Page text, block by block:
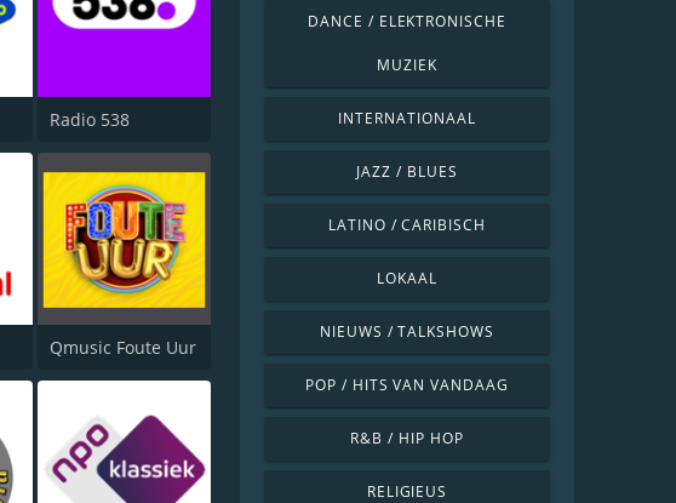
Radio 538
Qmusic Foute Uur
DANCE / ELEKTRONISCHE
MUZIEK
INTERNATIONAAL
JAZZ / BLUES
LATINO / CARIBISCH
LOKAAL
NIEUWS / TALKSHOWS
POP / HITS VAN VANDAAG
R&B / HIP HOP
RELIGIEUS